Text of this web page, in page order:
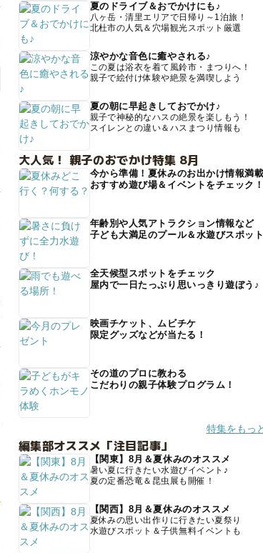
夏のドライブ＆おでかけにも♪
八ヶ岳・清里エリアで日帰り～1泊旅！
北杜市の人気＆穴場観光スポット厳選
涼やかな音色に癒やされる♪
この夏は浴衣を着て風鈴市・まつりへ！
親子で絵付け体験や絶景を満喫しよう
夏の朝に早起きしておでかけ♪
親子で神秘的なハスの絶景を楽しもう！
スイレンとの違い＆ハスまつり情報も
大人気！ 親子のおでかけ特集 8月
今から準備！夏休みのお出かけ情報満載
おすすめ遊び場＆イベントをチェック！
年齢別や人気アトラクション情報など
子ども大満足のプール＆水遊びスポット
全天候型スポットをチェック
屋内で一日たっぷり思いっきり遊ぼう♪
映画チケット、ムビチケ
限定グッズなどが当たる！
その道のプロに教わる
こだわりの親子体験プログラム！
特集をもっ
編集部オススメ「注目記事」
【関東】8月＆夏休みのオススメ
暑い夏に行きたい水遊びイベント♪
夏の定番恐竜＆昆虫展も開催！
【関西】8月＆夏休みのオススメ
夏休みの思い出作りに行きたい夏祭り
水遊びスポット＆子供無料イベントも